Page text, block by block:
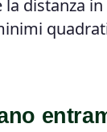
la distanza